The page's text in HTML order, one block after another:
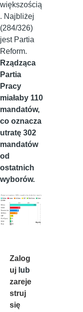
większością
. Najbliżej
(284/326)
jest Partia
Reform.
Rządząca
Partia
Pracy
miałaby 110
mandatów,
co oznacza
utratę 302
mandatów
od
ostatnich
wyborów.
Zalog
uj lub
zareje
struj
się